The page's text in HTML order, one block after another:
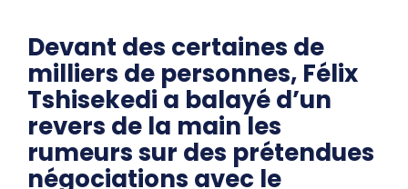
Devant des certaines de
milliers de personnes, Félix
Tshisekedi a balayé d’un
revers de la main les
rumeurs sur des prétendues
négociations avec le